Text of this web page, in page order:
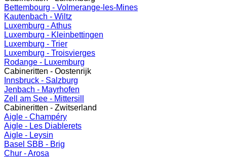
Bettembourg - Volmerange-les-Mines
Kautenbach - Wiltz
Luxemburg - Athus
Luxemburg - Kleinbettingen
Luxemburg - Trier
Luxemburg - Troisvierges
Rodange - Luxemburg
Cabineritten - Oostenrijk
Innsbruck - Salzburg
Jenbach - Mayrhofen
Zell am See - Mittersill
Cabineritten - Zwitserland
Aigle - Champéry
Aigle - Les Diablerets
Aigle - Leysin
Basel SBB - Brig
Chur - Arosa